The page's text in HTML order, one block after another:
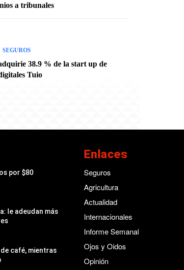
a tribunales
SEGUROS
38.9 % de la start up de
Tuio
por $80
le adeudan más
café, mientras
Enlaces
Seguros
Agricultura
Actualidad
Internacionales
Informe Semanal
Ojos y Oidos
Opinión